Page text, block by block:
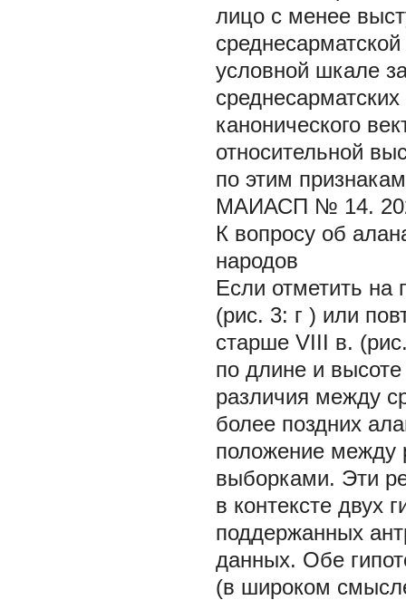
лицо с менее
условной шкале
канонического
относительной
по этим
МАИАСП № 14.
К вопросу об
народов
Если отметить на
(рис. 3: г ) или
старше VIII в.
по длине и
различия между
более поздних
положение между
выборками. Эти
в контексте двух
поддержанных
данных. Обе
(в широком